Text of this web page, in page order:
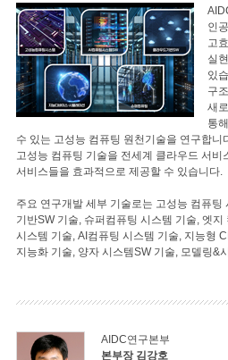
인
고
실
있
구
새
통
수 있는 고성능 컴퓨팅 원천기술을 연구합니
고성능 컴퓨팅 기술을 전세계 클라우드 서
서비스들을 효과적으로 제공할 수 있습니다.
주요 연구개발 세부 기술로는 고성능 컴퓨팅
기반SW 기술, 슈퍼컴퓨팅 시스템 기술, 엣지
시스템 기술, AI컴퓨팅 시스템 기술, 지능형
지능화 기술, 양자 시스템SW 기술, 모델링&
AIDC연구본부
본부장 김강호